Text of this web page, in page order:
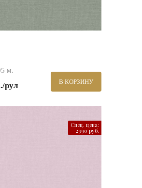
м.
рул В КОРЗИНУ
Спец. цена:
2990 руб.